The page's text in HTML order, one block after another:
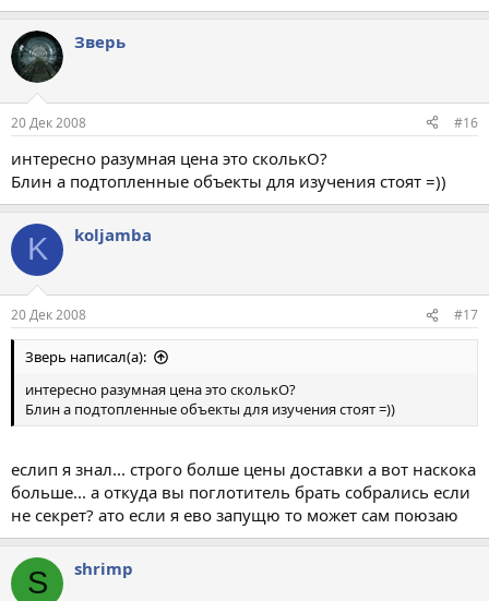
Зверь
20 Дек 2008 #16
интересно разумная цена это сколькО?
Блин а подтопленные объекты для изучения стоят =))
K koljamba
20 Дек 2008 #17
Зверь написал(а):
интересно разумная цена это сколькО?
Блин а подтопленные объекты для изучения стоят =))
еслип я знал... строго болше цены доставки а вот наскока
больше... а откуда вы поглотитель брать собрались если
не секрет? ато если я ево запущю то может сам поюзаю
S shrimp